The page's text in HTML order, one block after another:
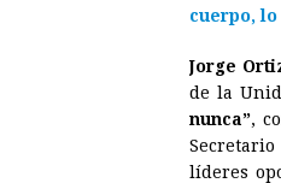
cuerpo, lo
Jorge
de la
nunca”,
líderes